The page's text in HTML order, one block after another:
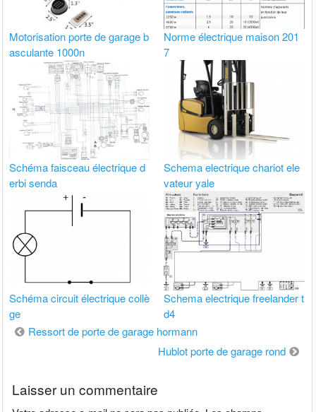
Motorisation porte de garage b
asculante 1000n
Norme électrique maison 201
7
Schéma faisceau électrique d
erbi senda
Schema electrique chariot ele
vateur yale
Schéma circuit électrique collè
ge
Schema electrique freelander t
d4
Navigation
Ressort de porte de garage hormann
Hublot porte de garage rond
Laisser un commentaire